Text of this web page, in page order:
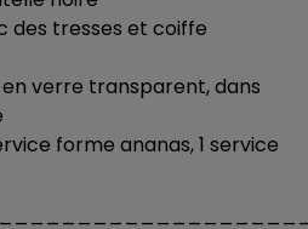
des tresses et coiffe
verre transparent, dans
forme ananas, 1 service